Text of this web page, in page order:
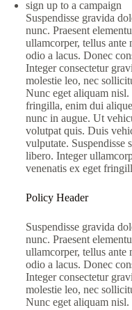
sign up to a campaign
Suspendisse gravida
nunc. Praesent
ullamcorper, tellus ante
odio a lacus. Donec
Integer consectetur
molestie leo, nec
Nunc eget aliquam
fringilla, enim dui
nunc in augue. Ut
volutpat quis. Duis
vulputate. Suspendisse
libero. Integer
venenatis ex eget
Policy Header
Suspendisse gravida
nunc. Praesent
ullamcorper, tellus ante
odio a lacus. Donec
Integer consectetur
molestie leo, nec
Nunc eget aliquam